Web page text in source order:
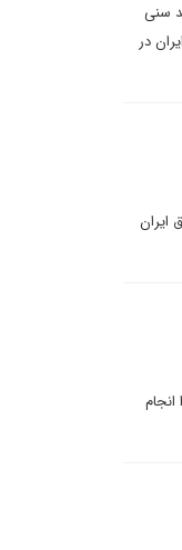
سنی
در
ایران